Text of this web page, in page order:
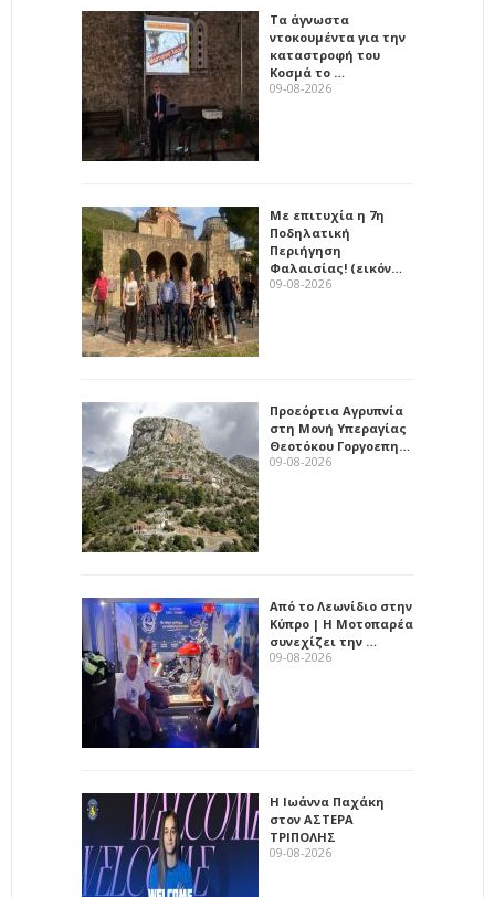
Τα άγνωστα
ντοκουμέντα για την
καταστροφή του
Κοσμά το …
09-08-2026
Με επιτυχία η 7η
Ποδηλατική
Περιήγηση
Φαλαισίας! (εικόν…
09-08-2026
Προεόρτια Αγρυπνία
στη Μονή Υπεραγίας
Θεοτόκου Γοργοεπη…
09-08-2026
Από το Λεωνίδιο στην
Κύπρο | Η Μοτοπαρέα
συνεχίζει την …
09-08-2026
Η Ιωάννα Παχάκη
στον ΑΣΤΕΡΑ
ΤΡΙΠΟΛΗΣ
09-08-2026